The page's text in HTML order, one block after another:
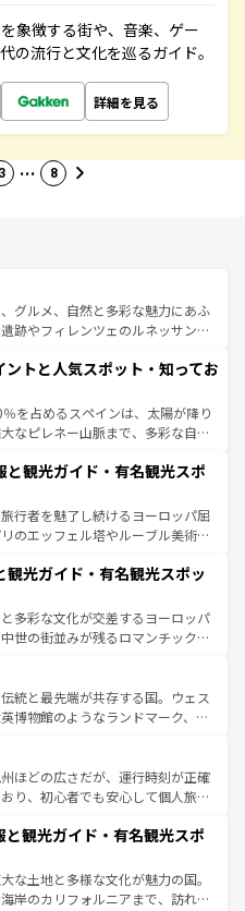
象徴する街や、音楽、ゲー
の流行と文化を巡るガイド。
詳細を見る
3 … 8
グルメ、自然と多彩な魅力にあふ
跡やフィレンツェのルネッサンス
い田園風景やアマルフィ海岸の絶
せない。観光の合間には、本場の
のイタリア料理を堪能することも
夜眠るまで、すべての瞬間を楽し
報はコンテンツ一覧を参照してほ
ントと人気スポット・知ってお
を占めるスペインは、太陽が降り
なピレネー山脈まで、多彩な自然
、情熱的なフラメンコ、熱気あふ
いタパスが生活の一部となってい
練された雰囲気や、バルセロナの
、地方では古代ローマ遺跡や中世
や気候が異なるスペインはその個
ほしい。
と観光ガイド・有名観光スポ
行者を魅了し続けるヨーロッパ屈
のエッフェル塔やルーブル美術館
ている。華麗な宮殿、歴史的な大
して豊かな自然が、訪れる者を心
ランスは美食の国としても知ら
スコ無形文化遺産にも登録されて
ど、多彩な楽しみ方が可能だ。さ
も魅力が溢れており、どの街角に
づいている。パリ以外の個性あふ
観光ガイド・有名観光スポッ
多彩な文化が交差するヨーロッパ
世の街並みが残るロマンチック街
を歩いても飽きることがない。ベ
イエルン州のアルプスの絶景、そ
ン畑といった風景は必見。ビール
してほしい。 なお、新着の
一覧を参照してほしい。
統と最先端が共存する国。ウェス
博物館のようなランドマーク、歴
ある。また、優雅なアフタヌーン
たまらない英国パブ、サッカー観
できる体験も豊富。イギリスを旅
い。
ほどの広さだが、運行時刻が正確
り、初心者でも安心して個人旅行
や、スイスならではのユニークな
観光だけでなく町歩きも満喫する
得が高いため物価も高いが、旅行
サービスもあり、うまく活用すれ
と観光ガイド・有名観光スポ
な土地と多様な文化が魅力の国。
岸のカリフォルニアまで、訪れる